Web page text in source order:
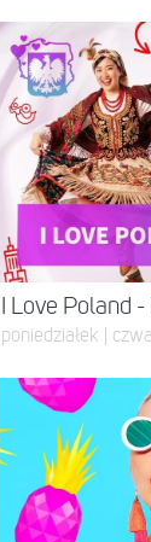
I Love Poland
poniedziałek |